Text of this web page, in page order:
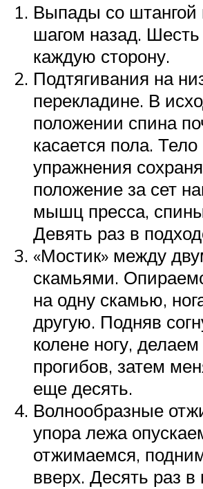
Выпады со штангой
шагом назад. Шесть
каждую сторону.
Подтягивания на
перекладине. В
положении спина
касается пола.
упражнения
положение за сет
мышц пресса,
Девять раз в
«Мостик» между
скамьями.
на одну скамью,
другую. Подняв
колене ногу,
прогибов, затем
еще десять.
Волнообразные
упора лежа
отжимаемся,
вверх. Десять раз в